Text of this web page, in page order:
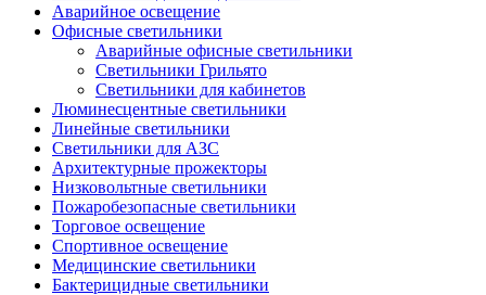
Аварийное освещение
Офисные светильники
Аварийные офисные светильники
Светильники Грильято
Светильники для кабинетов
Люминесцентные светильники
Линейные светильники
Светильники для АЗС
Архитектурные прожекторы
Низковольтные светильники
Пожаробезопасные светильники
Торговое освещение
Спортивное освещение
Медицинские светильники
Бактерицидные светильники